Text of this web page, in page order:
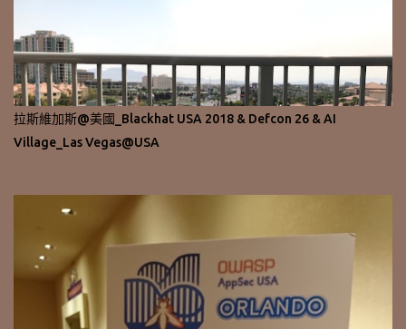
拉斯維加斯@美國_Blackhat USA 2018 & Defcon 26 & AI
Village_Las Vegas@USA